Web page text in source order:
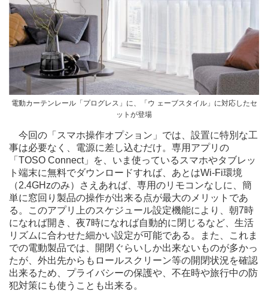
電動カーテンレール「プログレス」に、「ウ ェーブスタイル」に対応したセ
ットが登場
今回の「スマホ操作オプション」では、設置に特別な工
事は必要なく、電源に差し込むだけ。専用アプリの
「TOSO Connect」を、いま使っているスマホやタブレッ
ト端末に無料でダウンロードすれば、あとはWi-Fi環境
（2.4GHzのみ）さえあれば、専用のリモコンなしに、簡
単に窓回り製品の操作が出来る点が最大のメリットであ
る。このアプリ上のスケジュール設定機能により、朝7時
になれば開き、夜7時になれば自動的に閉じるなど、生活
リズムに合わせた細かい設定が可能である。また、これま
での電動製品では、開閉ぐらいしか出来ないものが多かっ
たが、外出先からもロールスクリーン等の開閉状況を確認
出来るため、プライバシーの保護や、不在時や旅行中の防
犯対策にも使うことも出来る。